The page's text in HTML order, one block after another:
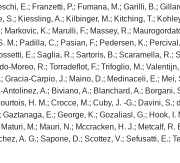
E.; Franzetti, P.; Fumana, M.; Garilli, B.;
S.; Kiessling, A.; Kilbinger, M.; Kitching, T.;
K.; Marulli, F.; Massey, R.;
Padilla, C.; Pasian, F.; Pedersen, K.;
E.; Saglia, R.; Sartoris, B.; Scaramella,
Moreo, R.; Torradeflot, F.; Trifoglio, M.;
Carpio, J.; Maino, D.; Medinaceli, E.;
A.; Biviano, A.; Blanchard, A.;
H. M.; Crocce, M.; Cuby, J. -G.; Davini,
E.; George, K.; Gozaliasl, G.; Hook,
M.; Mauri, N.; Mccracken, H. J.; Metcalf,
A. G.; Sapone, D.; Scottez, V.; Sefusatti, E.;